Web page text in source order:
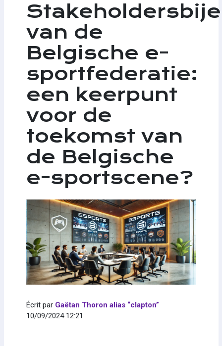
van de
Belgische e-
sportfederatie:
een keerpunt
voor de
toekomst van
de Belgische
e-sportscene?
Écrit par Gaëtan Thoron alias “clapton”
10/09/2024 12:21